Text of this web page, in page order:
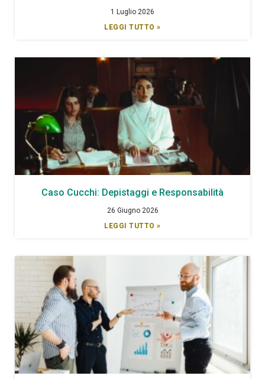
1 Luglio 2026
LEGGI TUTTO »
Caso Cucchi: Depistaggi e Responsabilità
26 Giugno 2026
LEGGI TUTTO »